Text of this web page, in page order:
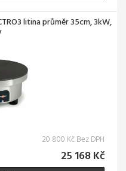
litina průměr 35cm, 3kW,
20 800 Kč Bez DPH
25 168 Kč